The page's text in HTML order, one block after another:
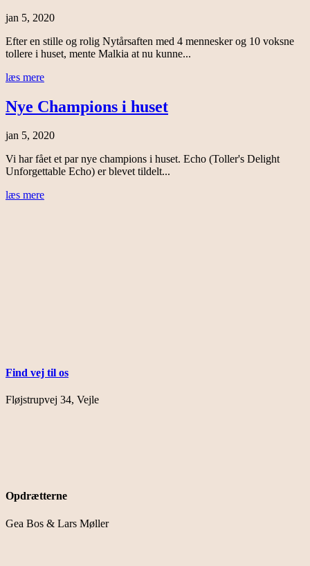
jan 5, 2020
Efter en stille og rolig Nytårsaften med 4 mennesker og 10 voksne
tollere i huset, mente Malkia at nu kunne...
læs mere
Nye Champions i huset
jan 5, 2020
Vi har fået et par nye champions i huset. Echo (Toller's Delight
Unforgettable Echo) er blevet tildelt...
læs mere
Find vej til os
Fløjstrupvej 34, Vejle
Opdrætterne
Gea Bos & Lars Møller